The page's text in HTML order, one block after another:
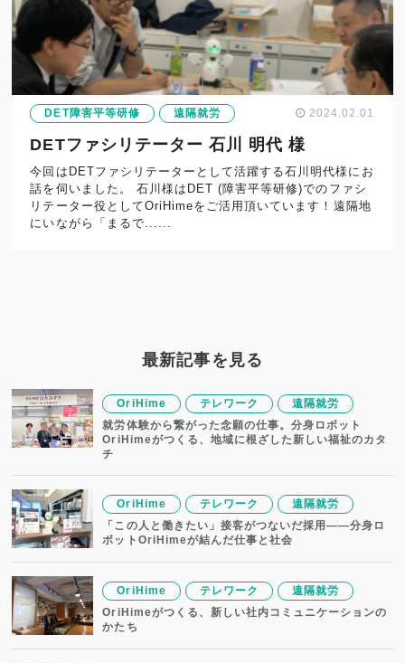
DET障害平等研修 遠隔就労 2024.02.01
DETファシリテーター 石川 明代 様
今回はDETファシリテーターとして活躍する石川明代様にお
話を伺いました。 石川様はDET (障害平等研修)でのファシ
リテーター役としてOriHimeをご活用頂いています！遠隔地
にいながら「まるで......
最新記事を見る
OriHime テレワーク
遠隔就労
就労体験から繋がった念願の仕事。分身ロボット
OriHimeがつくる、地域に根ざした新しい福祉のカタ
チ
OriHime テレワーク
遠隔就労
「この人と働きたい」接客がつないだ採用——分身ロ
ボットOriHimeが結んだ仕事と社会
OriHime テレワーク
遠隔就労
OriHimeがつくる、新しい社内コミュニケーションの
かたち